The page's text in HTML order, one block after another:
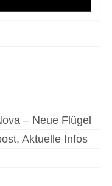
– Neue Flügel
Aktuelle Infos